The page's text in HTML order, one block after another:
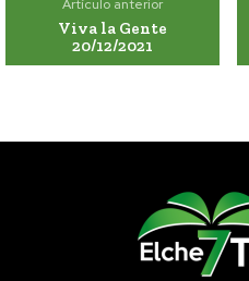
Artículo anterior
Viva la Gente
20/12/2021